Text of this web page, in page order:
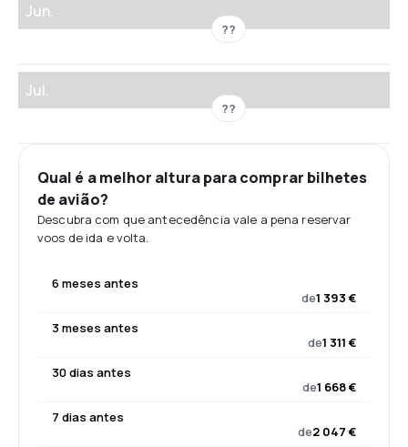
Jun.
??
Jul.
??
Qual é a melhor altura para comprar bilhetes
de avião?
Descubra com que antecedência vale a pena reservar
voos de ida e volta.
6 meses antes
de1 393 €
3 meses antes
de1 311 €
30 dias antes
de1 668 €
7 dias antes
de2 047 €